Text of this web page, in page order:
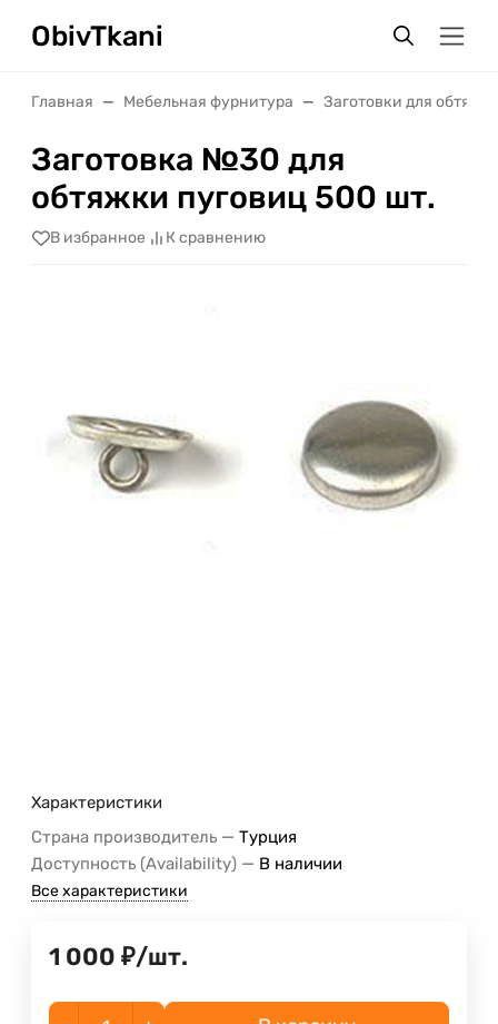
ObivTkani
Главная Мебельная фурнитура Заготовки для
Заготовка №30 для
обтяжки пуговиц 500 шт.
В избранное К сравнению
Характеристики
Страна производитель — Турция
Доступность (Availability) — В наличии
Все характеристики
1 000 ₽/шт.